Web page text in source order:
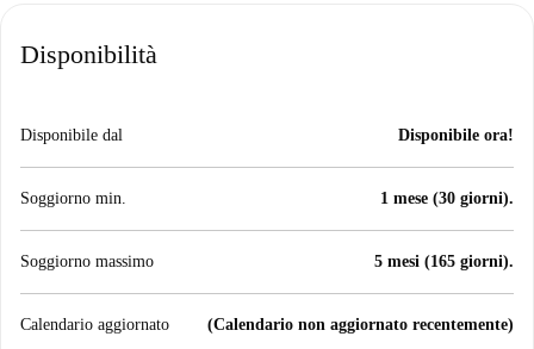
Disponibilità
Disponibile dal Disponibile ora!
Soggiorno min. 1 mese (30 giorni).
Soggiorno massimo 5 mesi (165 giorni).
Calendario aggiornato (Calendario non aggiornato recentemente)